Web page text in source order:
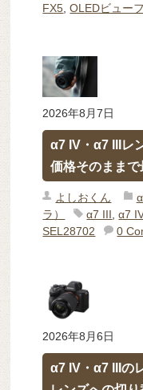
FX5 ,OLEDビュー
2026年8月7日
α7 IV・α7 IIIレ
価格そのまま
よしおくん
ラ）
α7 III ,α7
SEL28702
0
2026年8月6日
α7 IV・α7 IIIの